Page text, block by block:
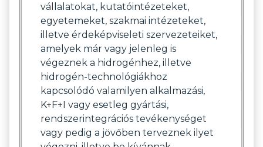
vállalatokat, kutatóintézeteket,
egyetemeket, szakmai intézeteket,
illetve érdeképviseleti szervezeteiket,
amelyek már vagy jelenleg is
végeznek a hidrogénhez, illetve
hidrogén-technológiákhoz
kapcsolódó valamilyen alkalmazási,
K+F+I vagy esetleg gyártási,
rendszerintegrációs tevékenységet
vagy pedig a jövőben terveznek ilyet